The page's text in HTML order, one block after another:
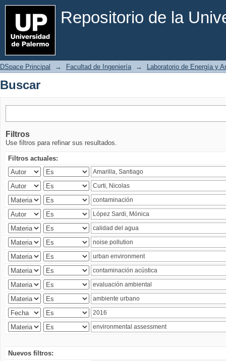
Repositorio de la
Buscar
DSpace Principal → Facultad de Ingeniería → Laboratorio de Energía y
Buscar
Filtros
Use filtros para refinar sus resultados.
Filtros actuales:
Nuevos filtros: